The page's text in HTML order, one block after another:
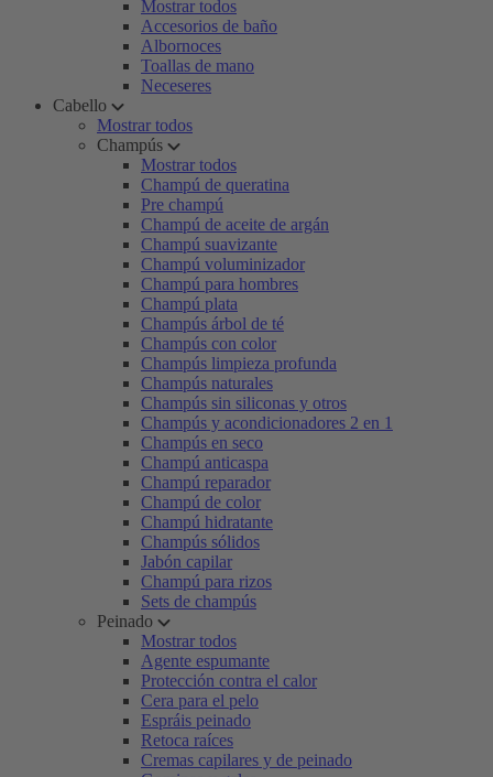
Mostrar todos
Accesorios de baño
Albornoces
Toallas de mano
Neceseres
Cabello
Mostrar todos
Champús
Mostrar todos
Champú de queratina
Pre champú
Champú de aceite de argán
Champú suavizante
Champú voluminizador
Champú para hombres
Champú plata
Champús árbol de té
Champús con color
Champús limpieza profunda
Champús naturales
Champús sin siliconas y otros
Champús y acondicionadores 2 en 1
Champús en seco
Champú anticaspa
Champú reparador
Champú de color
Champú hidratante
Champús sólidos
Jabón capilar
Champú para rizos
Sets de champús
Peinado
Mostrar todos
Agente espumante
Protección contra el calor
Cera para el pelo
Espráis peinado
Retoca raíces
Cremas capilares y de peinado